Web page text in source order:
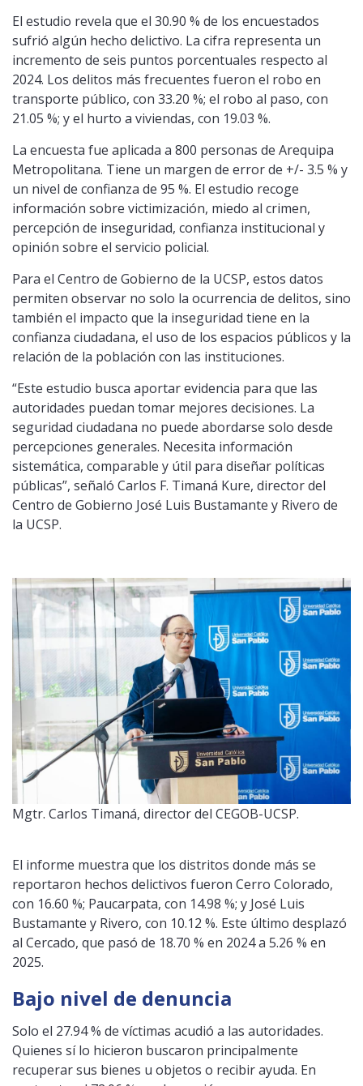
El estudio revela que el 30.90 % de los encuestados
sufrió algún hecho delictivo. La cifra representa un
incremento de seis puntos porcentuales respecto al
2024. Los delitos más frecuentes fueron el robo en
transporte público, con 33.20 %; el robo al paso, con
21.05 %; y el hurto a viviendas, con 19.03 %.
La encuesta fue aplicada a 800 personas de Arequipa
Metropolitana. Tiene un margen de error de +/- 3.5 % y
un nivel de confianza de 95 %. El estudio recoge
información sobre victimización, miedo al crimen,
percepción de inseguridad, confianza institucional y
opinión sobre el servicio policial.
Para el Centro de Gobierno de la UCSP, estos datos
permiten observar no solo la ocurrencia de delitos, sino
también el impacto que la inseguridad tiene en la
confianza ciudadana, el uso de los espacios públicos y la
relación de la población con las instituciones.
“Este estudio busca aportar evidencia para que las
autoridades puedan tomar mejores decisiones. La
seguridad ciudadana no puede abordarse solo desde
percepciones generales. Necesita información
sistemática, comparable y útil para diseñar políticas
públicas”, señaló Carlos F. Timaná Kure, director del
Centro de Gobierno José Luis Bustamante y Rivero de
la UCSP.
Mgtr. Carlos Timaná, director del CEGOB-UCSP.
El informe muestra que los distritos donde más se
reportaron hechos delictivos fueron Cerro Colorado,
con 16.60 %; Paucarpata, con 14.98 %; y José Luis
Bustamante y Rivero, con 10.12 %. Este último desplazó
al Cercado, que pasó de 18.70 % en 2024 a 5.26 % en
2025.
Bajo nivel de denuncia
Solo el 27.94 % de víctimas acudió a las autoridades.
Quienes sí lo hicieron buscaron principalmente
recuperar sus bienes u objetos o recibir ayuda. En